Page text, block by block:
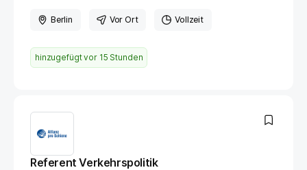
Berlin Vor Ort Vollzeit
hinzugefügt vor 15 Stunden
Referent Verkehrspolitik